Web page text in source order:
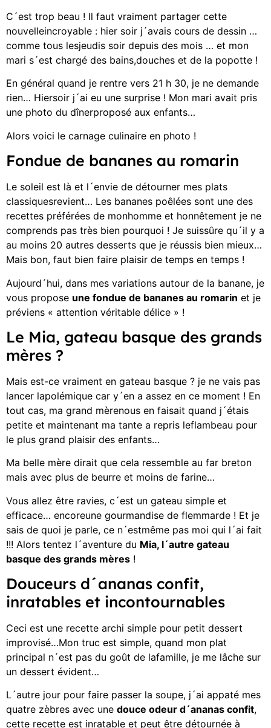
C´est trop beau ! Il faut vraiment partager cette
nouvelleincroyable : hier soir j´avais cours de dessin …
comme tous lesjeudis soir depuis des mois … et mon
mari s´est chargé des bains,douches et de la popotte !
En général quand je rentre vers 21 h 30, je ne demande
rien… Hiersoir j´ai eu une surprise ! Mon mari avait pris
une photo du dînerproposé aux enfants…
Alors voici le carnage culinaire en photo !
Fondue de bananes au romarin
Le soleil est là et l´envie de détourner mes plats
classiquesrevient… Les bananes poêlées sont une des
recettes préférées de monhomme et honnêtement je ne
comprends pas très bien pourquoi ! Je suissûre qu´il y a
au moins 20 autres desserts que je réussis bien mieux…
Mais bon, faut bien faire plaisir de temps en temps !
Aujourd´hui, dans mes variations autour de la banane, je
vous propose une fondue de bananes au romarin et je
préviens « attention véritable délice » !
Le Mia, gateau basque des grands
mères ?
Mais est-ce vraiment en gateau basque ? je ne vais pas
lancer lapolémique car y´en a assez en ce moment ! En
tout cas, ma grand mèrenous en faisait quand j´étais
petite et maintenant ma tante a repris leflambeau pour
le plus grand plaisir des enfants…
Ma belle mère dirait que cela ressemble au far breton
mais avec plus de beurre et moins de farine…
Vous allez être ravies, c´est un gateau simple et
efficace… encoreune gourmandise de flemmarde ! Et je
sais de quoi je parle, ce n´estmême pas moi qui l´ai fait
!!! Alors tentez l´aventure du Mia, l´autre gateau
basque des grands mères !
Douceurs d´ananas confit,
inratables et incontournables
Ceci est une recette archi simple pour petit dessert
improvisé…Mon truc est simple, quand mon plat
principal n´est pas du goût de lafamille, je me lâche sur
un dessert évident…
L´autre jour pour faire passer la soupe, j´ai appaté mes
quatre zèbres avec une douce odeur d´ananas confit,
cette recette est inratable et peut être détournée à